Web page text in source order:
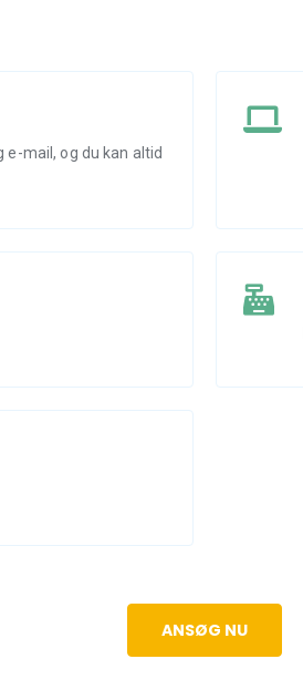
e-mail, og du kan altid
ANSØG NU